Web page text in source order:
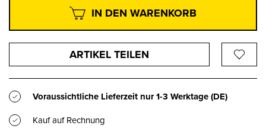
IN DEN WARENKORB
ARTIKEL TEILEN
Voraussichtliche Lieferzeit nur1-3 Werktage(DE)
Kauf auf Rechnung